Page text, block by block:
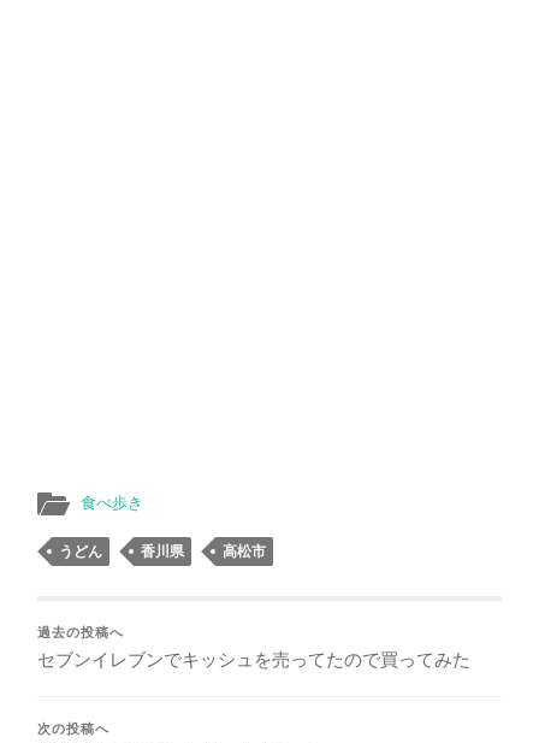
食べ歩き
うどん 香川県 高松市
過去の投稿へ
セブンイレブンでキッシュを売ってたので買ってみた
次の投稿へ